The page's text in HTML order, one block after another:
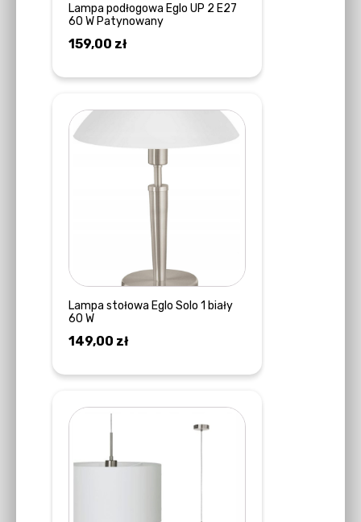
Lampa podłogowa Eglo UP 2 E27
60 W Patynowany
159,00 zł
Lampa stołowa Eglo Solo 1 biały
60 W
149,00 zł